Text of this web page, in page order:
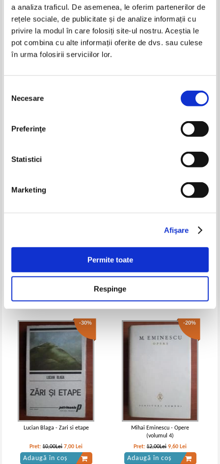
a analiza traficul. De asemenea, le oferim partenerilor de
rețele sociale, de publicitate și de analize informații cu
privire la modul în care folosiți site-ul nostru. Aceștia le
pot combina cu alte informații oferite de dvs. sau culese
în urma folosirii serviciilor lor.
consimțământului
Necesare
Preferinţe
Statistici
Marketing
Afişare
Permite toate
Respinge
Henriette Yvonne Stahl - Matusa
Matilda (1931)
Ion Pavel - Destinul unui Neam.
Adaugă în coș
Mircea Eliade - Noaptea de
sanziene (volumul 1)
Constantin Negruzzi - Alexandru
-20%
Dimitrie Cantemir - Hronicul
vlahilor (texte comentate)
-30%
Lucian Blaga - Zari si etape
Pret:10,00Lei 7,00 Lei
Adaugă în coș
-20%
Mihai Eminescu - Opere
(volumul 4)
Pret:12,00Lei 9,60 Lei
Adaugă în coș